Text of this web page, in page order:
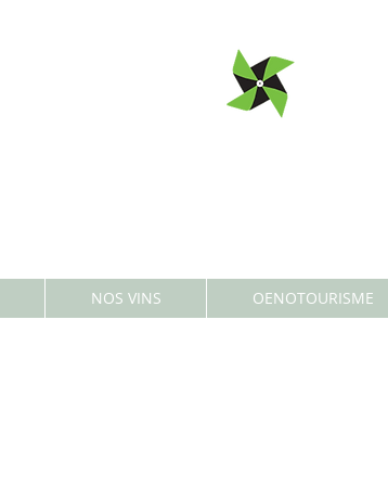
NOS VINS OENOTOURISME